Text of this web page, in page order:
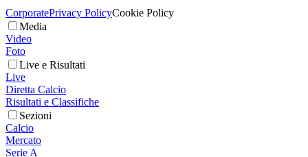
CorporatePrivacy PolicyCookie Policy
Media
Video
Foto
Live e Risultati
Live
Diretta Calcio
Risultati e Classifiche
Sezioni
Calcio
Mercato
Serie A